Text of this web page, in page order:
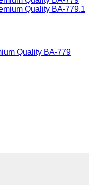
Quality BA-779